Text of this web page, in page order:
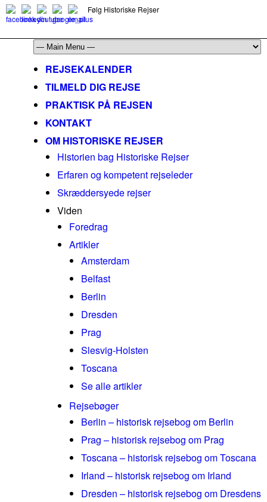
Følg Historiske Rejser
REJSEKALENDER
TILMELD DIG REJSE
PRAKTISK PÅ REJSEN
KONTAKT
OM HISTORISKE REJSER
Historien bag Historiske Rejser
Erfaren og kompetent rejseleder
Skræddersyede rejser
Viden
Foredrag
Artikler
Amsterdam
Belfast
Berlin
Dresden
Prag
Slesvig-Holsten
Toscana
Se alle artikler
Rejsebøger
Berlin – historisk rejsebog om Berlin
Prag – historisk rejsebog om Prag
Toscana – historisk rejsebog om Toscana
Irland – historisk rejsebog om Irland
Dresden – historisk rejsebog om Dresdens